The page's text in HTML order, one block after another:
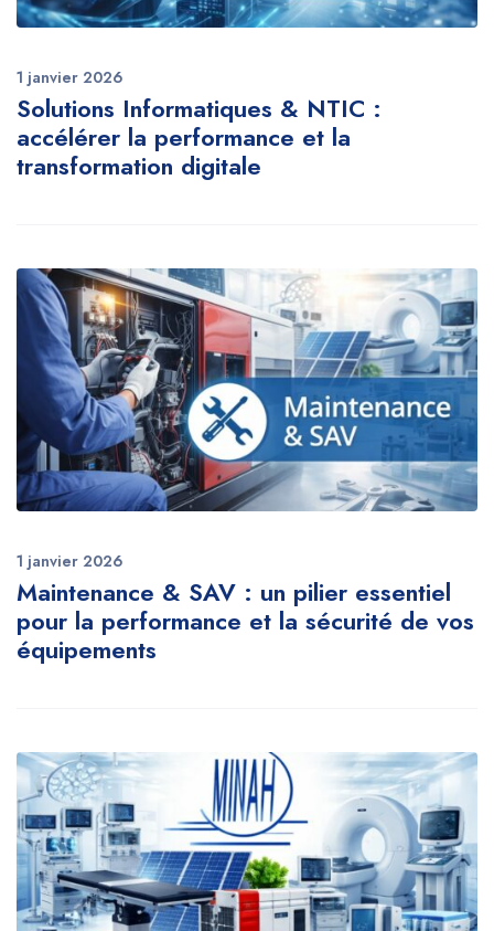
1 janvier 2026
Solutions Informatiques & NTIC :
accélérer la performance et la
transformation digitale
1 janvier 2026
Maintenance & SAV : un pilier essentiel
pour la performance et la sécurité de vos
équipements